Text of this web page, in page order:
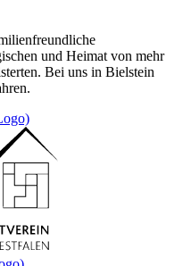
und Heimat von mehr
Bei uns in Bielstein